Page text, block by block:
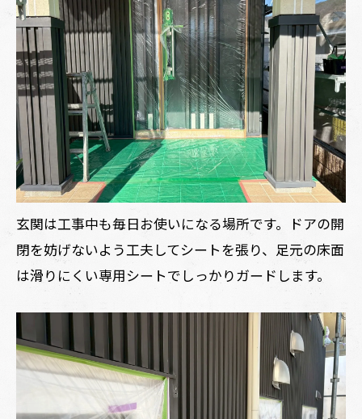
玄関は工事中も毎日お使いになる場所です。ドアの開
閉を妨げないよう工夫してシートを張り、足元の床面
は滑りにくい専用シートでしっかりガードします。